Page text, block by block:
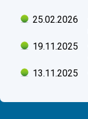
25.02.2026
19.11.2025
13.11.2025